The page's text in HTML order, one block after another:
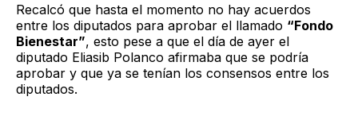
Recalcó que hasta el momento no hay acuerdos
entre los diputados para aprobar el llamado “Fondo
Bienestar”, esto pese a que el día de ayer el
diputado Eliasib Polanco afirmaba que se podría
aprobar y que ya se tenían los consensos entre los
diputados.